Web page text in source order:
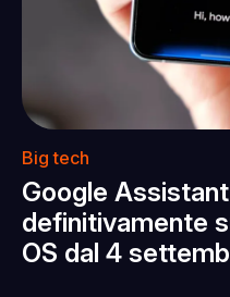
Big tech
Google
definitivamente
OS dal 4